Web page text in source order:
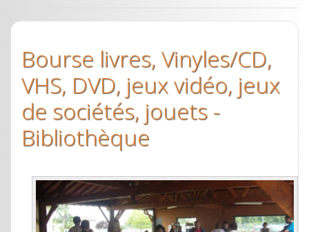
Bourse livres, Vinyles/CD,
VHS, DVD, jeux vidéo, jeux
de sociétés, jouets -
Bibliothèque